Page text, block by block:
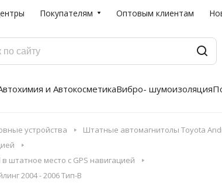
Покупателям Оптовым клиентам
и АвтокосметикаВибро- шумоизоляция
устройства
Штатные автомагнитолы Toyota
штатное место с GPS навигацией
2004 - 2006 Тип-B